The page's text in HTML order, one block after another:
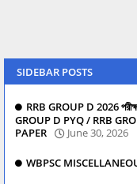
SIDEBAR POSTS
RRB GROUP D 2026
GROUP D PYQ / RRB
PAPER
June 30, 2026
WBPSC